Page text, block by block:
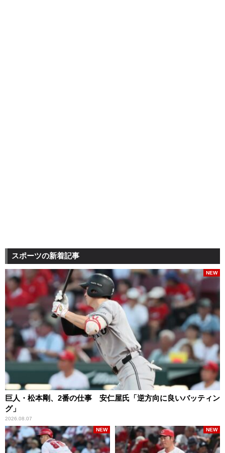
スポーツの新着記事
巨人・松本剛、2番の仕事 安仁屋氏「逆方向に良いバッティン
グ」
2026.08.07
NEW
NEW NEW